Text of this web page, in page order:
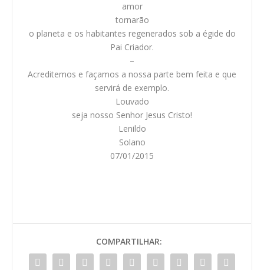
amor
tornarão
o planeta e os habitantes regenerados sob a égide do
Pai Criador.
–
Acreditemos e façamos a nossa parte bem feita e que
servirá de exemplo.
Louvado
seja nosso Senhor Jesus Cristo!
Lenildo
Solano
07/01/2015
COMPARTILHAR: